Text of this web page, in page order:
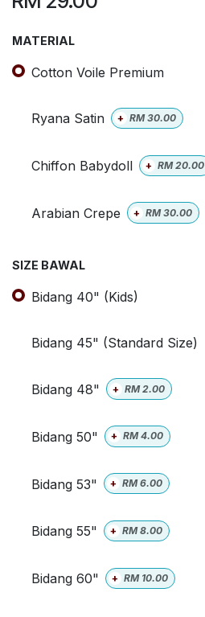
MATERIAL
Cotton Voile Premium
Ryana Satin + RM30.00
Chiffon Babydoll + RM20.00
Arabian Crepe + RM30.00
SIZE BAWAL
Bidang 40" (Kids)
Bidang 45" (Standard Size)
Bidang 48" + RM2.00
Bidang 50" + RM4.00
Bidang 53" + RM6.00
Bidang 55" + RM8.00
Bidang 60" + RM 10.00